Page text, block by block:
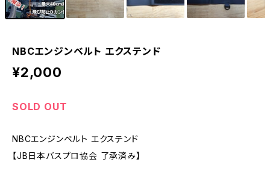
NBCエンジンベルト エクステンド
¥2,000
SOLD OUT
NBCエンジンベルト エクステンド
【JB日本バスプロ協会 了承済み】